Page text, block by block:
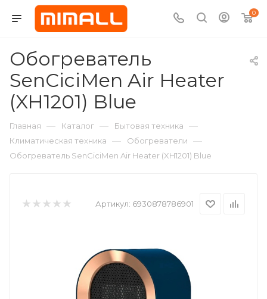
0
Обогреватель
SenCiciMen Air Heater
(XH1201) Blue
Главная — Каталог — Бытовая техника —
Климатическая техника — Обогреватели —
Обогреватель SenCiciMen Air Heater (XH1201) Blue
Артикул: 6930878786901